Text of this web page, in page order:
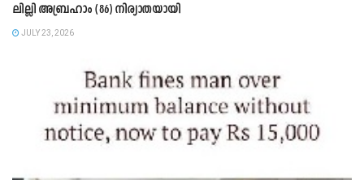
ലില്ലി അബ്രഹാം (86) നിര്യാതയായി
JULY 23, 2026